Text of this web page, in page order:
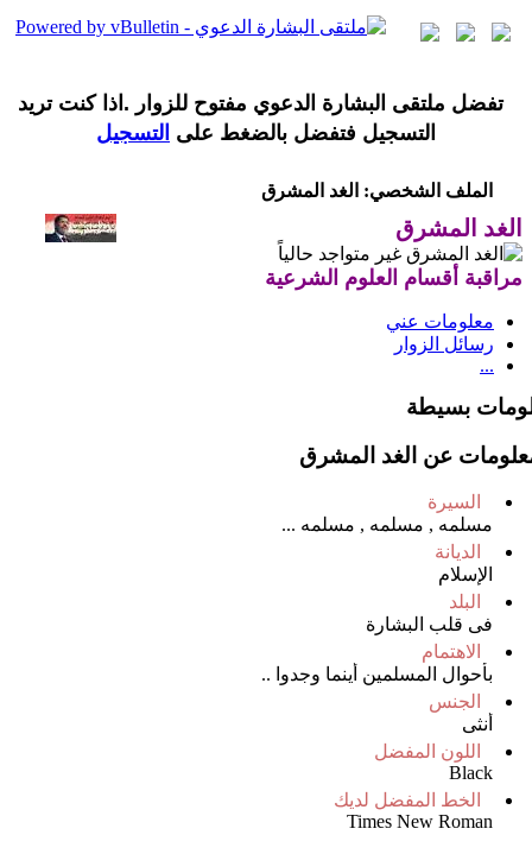
تفضل ملتقى البشارة الدعوي مفتوح للزوار .اذا كنت تريد
التسجيل فتفضل بالضغط على التسجيل
الملف الشخصي: الغد المشرق
الغد المشرق
مراقبة أقسام العلوم الشرعية
معلومات عني
رسائل الزوار
...
بسيطة
عن الغد المشرق
السيرة
مسلمه , مسلمه , مسلمه ...
الديانة
الإسلام
البلد
فى قلب البشارة
الاهتمام
بأحوال المسلمين أينما وجدوا ..
الجنس
أنثى
اللون المفضل
Black
الخط المفضل لديك
Times New Roman